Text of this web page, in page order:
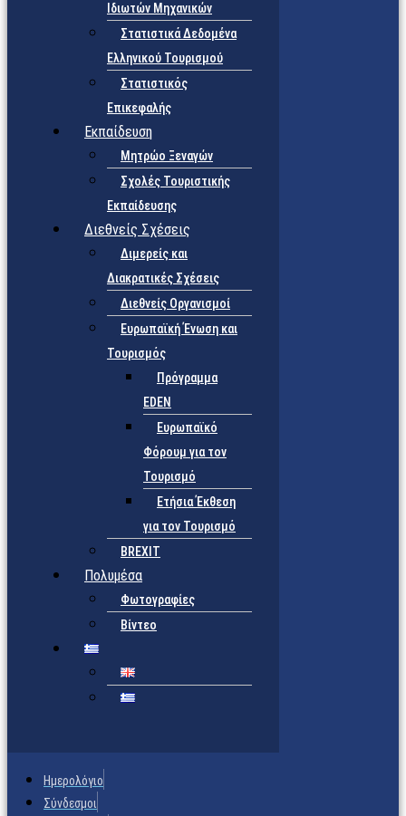
Ιδιωτών Μηχανικών
Στατιστικά Δεδομένα
Ελληνικού Τουρισμού
Στατιστικός
Επικεφαλής
Εκπαίδευση
Μητρώο Ξεναγών
Σχολές Τουριστικής
Εκπαίδευσης
Διεθνείς Σχέσεις
Διμερείς και
Διακρατικές Σχέσεις
Διεθνείς Οργανισμοί
Ευρωπαϊκή Ένωση και
Τουρισμός
Πρόγραμμα
EDEN
Ευρωπαϊκό
Φόρουμ για τον
Τουρισμό
Ετήσια Έκθεση
για τον Τουρισμό
BREXIT
Πολυμέσα
Φωτογραφίες
Βίντεο
Ημερολόγιο
Σύνδεσμοι